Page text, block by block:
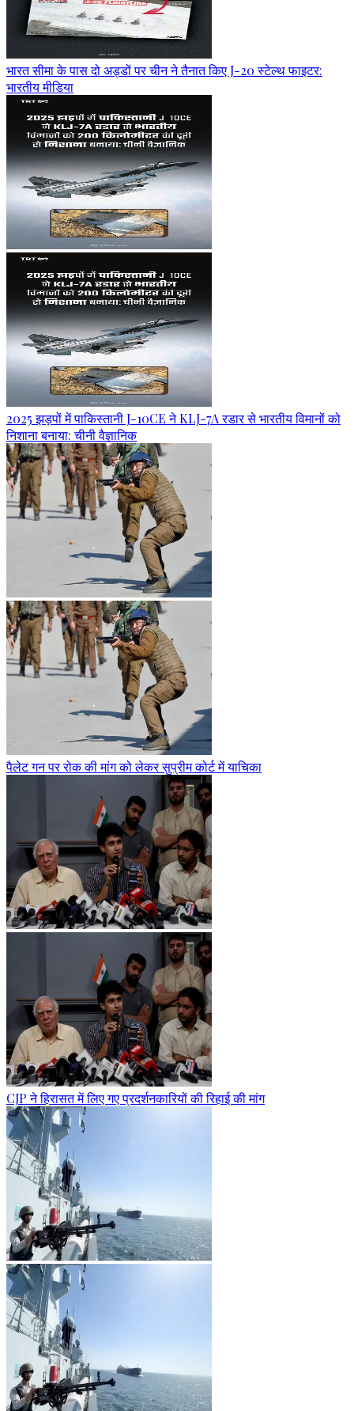
भारत सीमा के पास दो अड्डों पर चीन ने तैनात किए J-20 स्टेल्थ फाइटर:
भारतीय मीडिया
2025 झड़पों में पाकिस्तानी J-10CE ने KLJ-7A रडार से भारतीय विमानों को
निशाना बनाया: चीनी वैज्ञानिक
पैलेट गन पर रोक की मांग को लेकर सुप्रीम कोर्ट में याचिका
CJP ने हिरासत में लिए गए प्रदर्शनकारियों की रिहाई की मांग